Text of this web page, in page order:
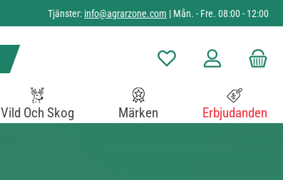
Tjänster: info@agrarzone.com | Mån. - Fre. 08:00 - 12:00
Du har 0 objekt i
Vild Och Skog Märken Erbjudanden